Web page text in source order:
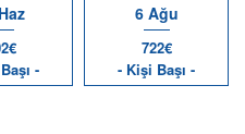
-
6 Ağu
722€
- Kişi Başı -